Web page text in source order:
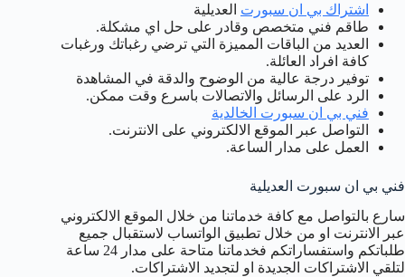
اشتراك بي ان سبورت العديلية
طاقم فني متخصص وقادر على حل اي مشكلة.
العديد من الباقات المميزة التي ترضي رغباتك ورغبات
كافة افراد العائلة.
توفير درجة عالية من الوضوح والدقة في المشاهدة
الرد على الرسائل والاتصالات باسرع وقت ممكن.
فني بي ان سبورت الخالدية
التواصل عبر الموقع الالكتروني على الانترنت.
العمل على مدار الساعة.
فني بي ان سبورت العديلية
سارع بالتواصل مع كافة خدماتنا من خلال الموقع الالكتروني
عبر الانترنت او من خلال تطبيق الواتساب لاستقبال جميع
طلباتكم واستفساراتكم فخدماتنا متاحة على مدار 24 ساعة
لتلقي الاشتراكات الجديدة او لتجديد الاشتراكات.